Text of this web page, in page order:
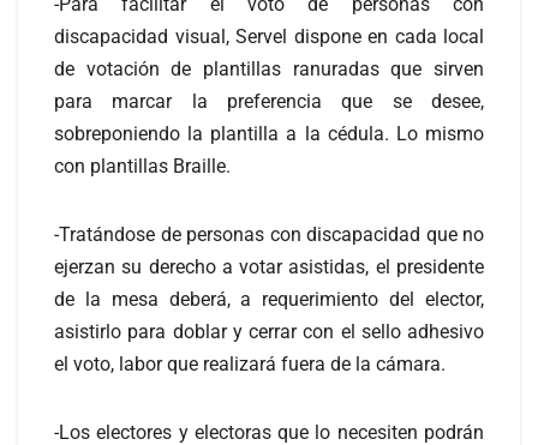
discapacidad visual, Servel dispone en cada local
de votación de plantillas ranuradas que sirven
para marcar la preferencia que se desee,
sobreponiendo la plantilla a la cédula. Lo mismo
con plantillas Braille.
-Tratándose de personas con discapacidad que no
ejerzan su derecho a votar asistidas, el presidente
de la mesa deberá, a requerimiento del elector,
asistirlo para doblar y cerrar con el sello adhesivo
el voto, labor que realizará fuera de la cámara.
-Los electores y electoras que lo necesiten podrán